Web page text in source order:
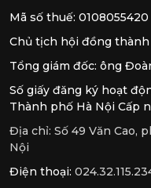
Mã số thuế: 0108055420
Chủ tịch hội đồng
Tổng giám đốc: ông
Số giấy đăng ký hoạt
Thành phố Hà Nội Cấp
Địa chỉ: Số 49 Văn Cao,
Nội
Điện thoại: